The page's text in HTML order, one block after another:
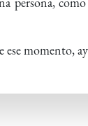
momento,